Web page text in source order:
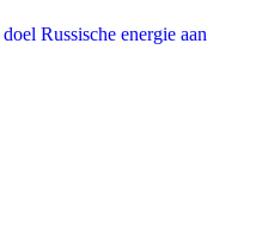
Russische energie aan